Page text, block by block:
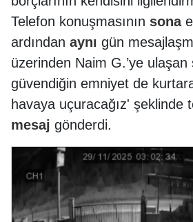
Telefon konuşmasının sona
ardından aynı gün
üzerinden Naim G.’ye ulaşan
güvendiğin emniyet de
havaya uçuracağız' şeklinde
mesaj gönderdi.